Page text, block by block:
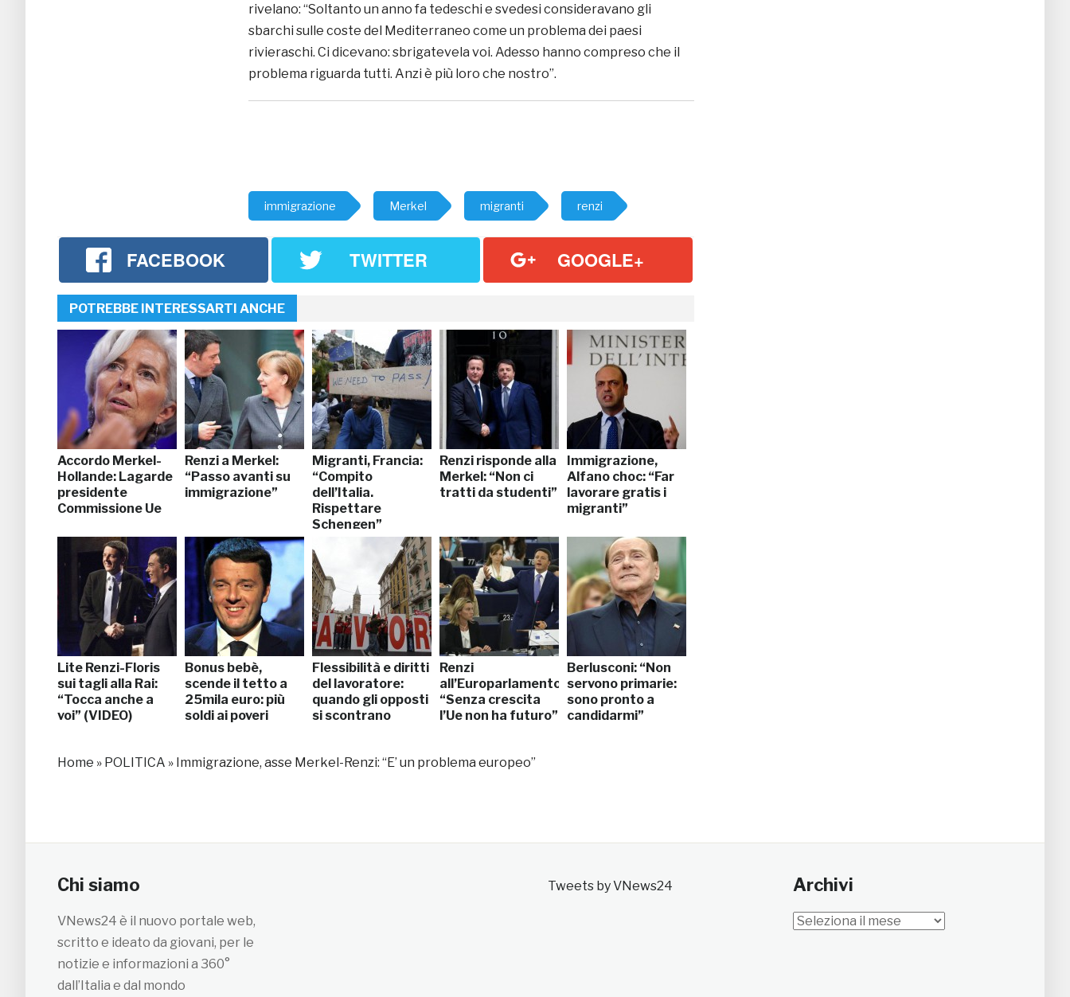
rivelano: “Soltanto un anno fa tedeschi e svedesi consideravano gli
sbarchi sulle coste del Mediterraneo come un problema dei paesi
rivieraschi. Ci dicevano: sbrigatevela voi. Adesso hanno compreso che il
problema riguarda tutti. Anzi è più loro che nostro”.
immigrazione Merkel migranti renzi
FACEBOOK TWITTER GOOGLE+
POTREBBE INTERESSARTI ANCHE
Accordo Merkel-
Hollande: Lagarde
presidente
Commissione Ue
Renzi a Merkel:
“Passo avanti su
immigrazione”
Migranti, Francia:
“Compito
dell’Italia.
Rispettare
Schengen”
Renzi risponde alla
Merkel: “Non ci
tratti da studenti”
Immigrazione,
Alfano choc: “Far
lavorare gratis i
migranti”
Lite Renzi-Floris
sui tagli alla Rai:
“Tocca anche a
voi” (VIDEO)
Bonus bebè,
scende il tetto a
25mila euro: più
soldi ai poveri
Flessibilità e diritti
del lavoratore:
quando gli opposti
si scontrano
Renzi
all’Europarlamento:
“Senza crescita
l’Ue non ha futuro”
Berlusconi: “Non
servono primarie:
sono pronto a
candidarmi”
Home » POLITICA » Immigrazione, asse Merkel-Renzi: “E’ un problema europeo”
Chi siamo
VNews24 è il nuovo portale web,
scritto e ideato da giovani, per le
notizie e informazioni a 360°
dall’Italia e dal mondo
Tweets by VNews24 Archivi
Archivi